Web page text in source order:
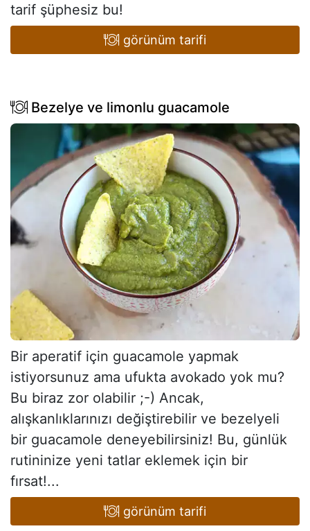
tarif şüphesiz bu!
görünüm tarifi
Bezelye ve limonlu guacamole
Bir aperatif için guacamole yapmak
istiyorsunuz ama ufukta avokado yok mu?
Bu biraz zor olabilir ;-) Ancak,
alışkanlıklarınızı değiştirebilir ve bezelyeli
bir guacamole deneyebilirsiniz! Bu, günlük
rutininize yeni tatlar eklemek için bir
fırsat!...
görünüm tarifi